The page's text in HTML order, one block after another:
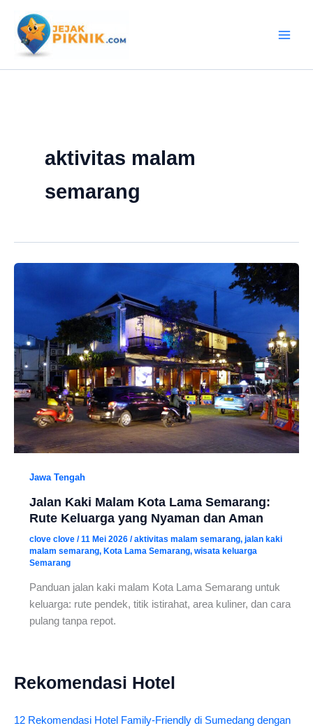
konten
aktivitas malam
semarang
Jawa Tengah
Jalan Kaki Malam Kota Lama Semarang:
Rute Keluarga yang Nyaman dan Aman
clove clove /11 Mei 2026 /aktivitas malam semarang, jalan kaki
malam semarang, Kota Lama Semarang, wisata keluarga
Semarang
Panduan jalan kaki malam Kota Lama Semarang untuk
keluarga: rute pendek, titik istirahat, area kuliner, dan cara
pulang tanpa repot.
Rekomendasi Hotel
12 Rekomendasi Hotel Family-Friendly di Sumedang dengan